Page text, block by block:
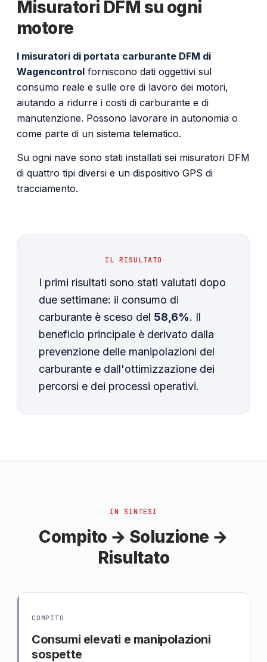
Misuratori DFM su ogni
motore
I misuratori di portata carburante DFM di
Wagencontrol forniscono dati oggettivi sul
consumo reale e sulle ore di lavoro dei motori,
aiutando a ridurre i costi di carburante e di
manutenzione. Possono lavorare in autonomia o
come parte di un sistema telematico.
Su ogni nave sono stati installati sei misuratori DFM
di quattro tipi diversi e un dispositivo GPS di
tracciamento.
IL RISULTATO
I primi risultati sono stati valutati dopo
due settimane: il consumo di
carburante è sceso del 58,6%. Il
beneficio principale è derivato dalla
prevenzione delle manipolazioni del
carburante e dall'ottimizzazione dei
percorsi e dei processi operativi.
IN SINTESI
Compito → Soluzione →
Risultato
COMPITO
Consumi elevati e manipolazioni
sospette